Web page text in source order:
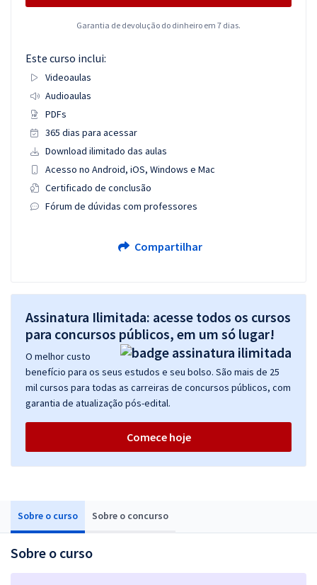
Sobre o curso Sobre o concurso
Sobre o curso
Garantia de devolução do dinheiro em 7 dias.
Este curso inclui:
Videoaulas
Audioaulas
PDFs
365 dias para acessar
Download ilimitado das aulas
Acesso no Android, iOS, Windows e Mac
Certificado de conclusão
Fórum de dúvidas com professores
Compartilhar
Assinatura Ilimitada: acesse todos os cursos
para concursos públicos, em um só lugar!
O melhor custo
benefício para os seus estudos e seu bolso. São mais de 25
mil cursos para todas as carreiras de concursos públicos, com
garantia de atualização pós-edital.
Comece hoje